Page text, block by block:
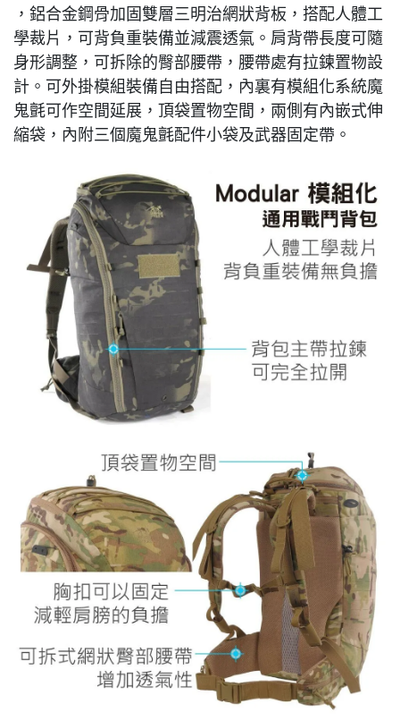
，鋁合金鋼骨加固雙層三明治網狀背板，搭配人體工
學裁片，可背負重裝備並減震透氣。肩背帶長度可隨
身形調整，可拆除的臀部腰帶，腰帶處有拉鍊置物設
計。可外掛模組裝備自由搭配，內裏有模組化系統魔
鬼氈可作空間延展，頂袋置物空間，兩側有內嵌式伸
縮袋，內附三個魔鬼氈配件小袋及武器固定帶。